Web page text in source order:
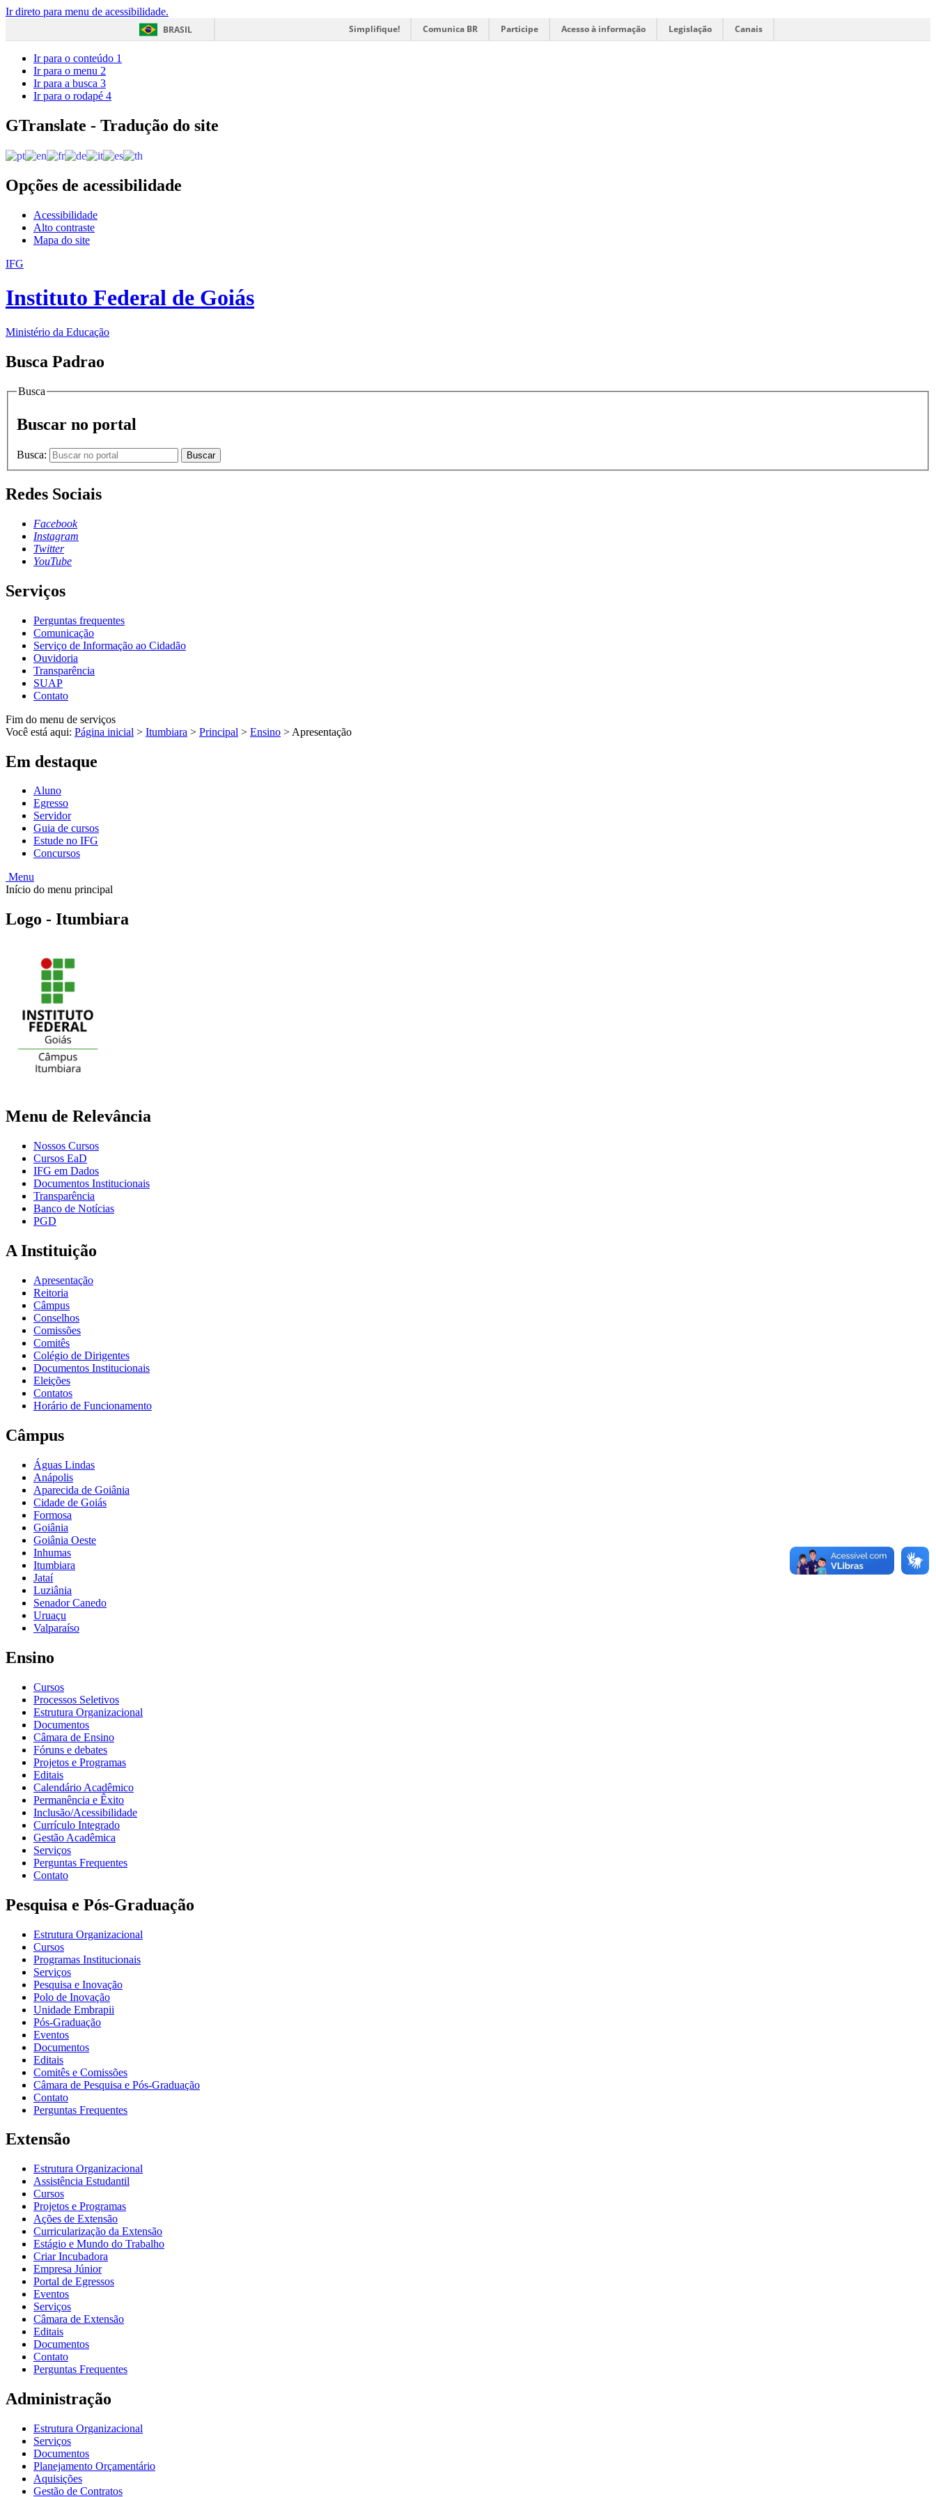
Ir direto para menu de acessibilidade.
BRASIL
Simplifique! Comunica BR Participe Acesso à informação Legislação Canais
Ir para o conteúdo 1
Ir para o menu 2
Ir para a busca 3
Ir para o rodapé 4
GTranslate - Tradução do site
Opções de acessibilidade
Acessibilidade
Alto contraste
Mapa do site
IFG
Instituto Federal de Goiás
Ministério da Educação
Busca Padrao
Busca
Buscar no portal
Busca: Buscar
Redes Sociais
Facebook
Instagram
Twitter
YouTube
Serviços
Perguntas frequentes
Comunicação
Serviço de Informação ao Cidadão
Ouvidoria
Transparência
SUAP
Contato
Fim do menu de serviços
Você está aqui: Página inicial > Itumbiara > Principal > Ensino > Apresentação
Em destaque
Aluno
Egresso
Servidor
Guia de cursos
Estude no IFG
Concursos
Menu
Início do menu principal
Logo - Itumbiara
Menu de Relevância
Nossos Cursos
Cursos EaD
IFG em Dados
Documentos Institucionais
Transparência
Banco de Notícias
PGD
A Instituição
Apresentação
Reitoria
Câmpus
Conselhos
Comissões
Comitês
Colégio de Dirigentes
Documentos Institucionais
Eleições
Contatos
Horário de Funcionamento
Câmpus
Águas Lindas
Anápolis
Aparecida de Goiânia
Cidade de Goiás
Formosa
Goiânia
Goiânia Oeste
Inhumas
Itumbiara
Jataí
Luziânia
Senador Canedo
Uruaçu
Valparaíso
Ensino
Cursos
Processos Seletivos
Estrutura Organizacional
Documentos
Câmara de Ensino
Fóruns e debates
Projetos e Programas
Editais
Calendário Acadêmico
Permanência e Êxito
Inclusão/Acessibilidade
Currículo Integrado
Gestão Acadêmica
Serviços
Perguntas Frequentes
Contato
Pesquisa e Pós-Graduação
Estrutura Organizacional
Cursos
Programas Institucionais
Serviços
Pesquisa e Inovação
Polo de Inovação
Unidade Embrapii
Pós-Graduação
Eventos
Documentos
Editais
Comitês e Comissões
Câmara de Pesquisa e Pós-Graduação
Contato
Perguntas Frequentes
Extensão
Estrutura Organizacional
Assistência Estudantil
Cursos
Projetos e Programas
Ações de Extensão
Curricularização da Extensão
Estágio e Mundo do Trabalho
Criar Incubadora
Empresa Júnior
Portal de Egressos
Eventos
Serviços
Câmara de Extensão
Editais
Documentos
Contato
Perguntas Frequentes
Administração
Estrutura Organizacional
Serviços
Documentos
Planejamento Orçamentário
Aquisições
Gestão de Contratos